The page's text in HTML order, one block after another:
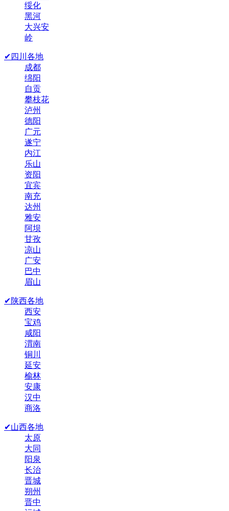
绥化
黑河
大兴安
岭
✔四川各地
成都
绵阳
自贡
攀枝花
泸州
德阳
广元
遂宁
内江
乐山
资阳
宜宾
南充
达州
雅安
阿坝
甘孜
凉山
广安
巴中
眉山
✔陕西各地
西安
宝鸡
咸阳
渭南
铜川
延安
榆林
安康
汉中
商洛
✔山西各地
太原
大同
阳泉
长治
晋城
朔州
晋中